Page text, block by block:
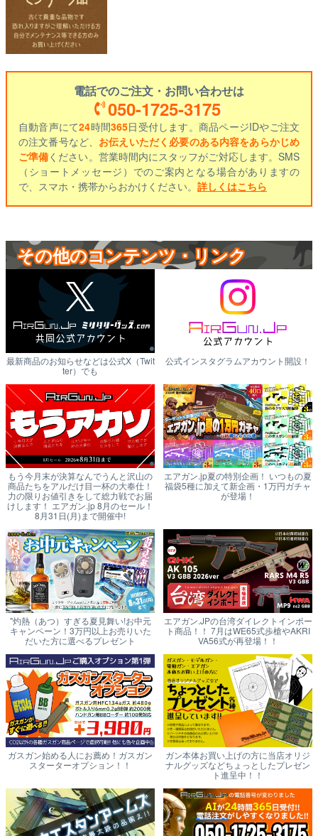
電話でのご注文・お問い合わせは
050-1725-3175
自動音声にて24時間365日受付します。商品ページIDやご注文
の注文番号など、 お伝えいただく必要のある内容をあらかじめ
ご準備ください。営業時間内にスタッフがご対応します。SMS
（ショートメッセージ）でのご案内となる場合がありますの
で、スマホ・携帯からおかけください。 詳しくはこちら
その他のコンテンツ・リンク
最新商品のお知らせなどは公式X（Twit
ter）でも
公式インスタグラムアカウント開設！
もう今月末が決算なんでうんと沢山の
商品たちをアルだけ目一杯の大奉仕！
力の限りお値引きをして総力戦でお届
けします！ エアガン.jp 8月のセール！
8月31日(月)まで開催中!
エアガン.jp夏の特別企画！ いつもの夏
福袋5種に加えて新企画・1万円ガチャ
が登場！
"灼熱（あつ）すぎる夏見舞い!お中元
キャンペーン！3万円以上お売りいた
だいた方に選べるプレゼント
エアガン.JPの台湾ダイレクトインポー
ト商品！！ 7月はWE65式歩槍やAKRI
VA56式が再登場！！
ガスガン始める人にお薦め！ガスガン
スターターオプション！！
ガン本体お買い上げの方に当店オリジ
ナルグッズなどちょっとしたプレゼン
ト進呈中！！